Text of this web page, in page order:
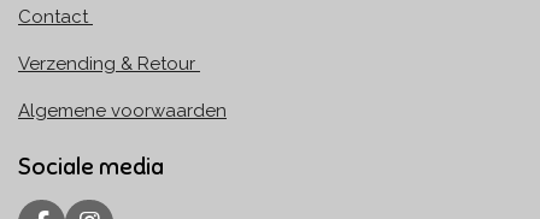
Contact
Verzending & Retour
Algemene voorwaarden
Sociale media